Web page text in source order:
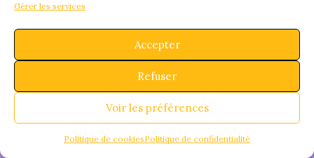
Gérer les services
Accepter
Refuser
Voir les préférences
Politique de cookiesPolitique de confidentialité